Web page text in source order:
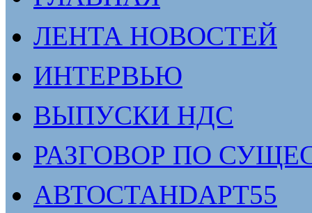
ЛЕНТА НОВОСТЕЙ
ИНТЕРВЬЮ
ВЫПУСКИ НДС
РАЗГОВОР ПО
АВТОСТАНDАРТ55